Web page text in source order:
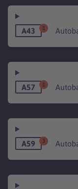
A43 1
A57 1
A59 3